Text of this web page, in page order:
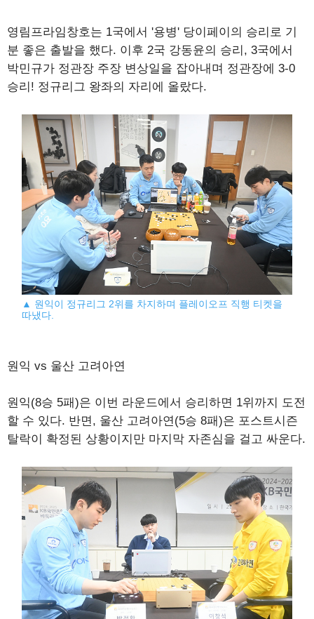
영림프라임창호는 1국에서 '용병' 당이페이의 승리로 기
분 좋은 출발을 했다. 이후 2국 강동윤의 승리, 3국에서
박민규가 정관장 주장 변상일을 잡아내며 정관장에 3-0
승리! 정규리그 왕좌의 자리에 올랐다.
▲ 원익이 정규리그 2위를 차지하며 플레이오프 직행 티켓을
따냈다.
원익 vs 울산 고려아연
원익(8승 5패)은 이번 라운드에서 승리하면 1위까지 도전
할 수 있다. 반면, 울산 고려아연(5승 8패)은 포스트시즌
탈락이 확정된 상황이지만 마지막 자존심을 걸고 싸운다.